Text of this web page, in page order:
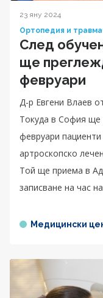
23 яну 2024
Ортопедия и
След
ще
февруари
Д-р Евгени Влаев
Токуда в София ще
февруари
артроскопско
Той ще приема в
записване на час
Медицински